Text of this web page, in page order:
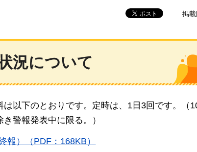
掲
況について
以下のとおりです。定時は、1日3回です。（
警報発表中に限る。）
報）（PDF：168KB）